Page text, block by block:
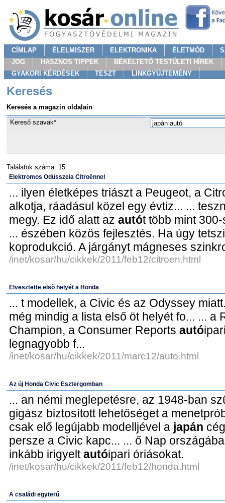
CÍMLAP ÉLELMISZER ELEKTRONIKA ÉLETMÓD
JOG
HASZNOS TIPPEK
BÉKÉLTETŐ TESTÜLETI HÍREK
GYAKORI KÉRDÉSEK
TESZT LINKGYÜJTEMÉNY
Keresés
Keresés a magazin oldalain
Kereső szavak*
Találatok száma: 15
Elektromos Odüsszeia Citroënnel
... ilyen életképes triászt a Peugeot, a
alkotja, ráadásul közel egy évtiz... ...
megy. Ez idő alatt az autót több mint
... észében közös fejlesztés. Ha úgy
koprodukció. A járgányt mágneses
/inet/kosar/hu/cikkek/2011/feb12/citroen.html
Elvesztette első helyét a Honda
... t modellek, a Civic és az Odyssey
még mindig a lista első öt helyét fo... ... a
Champion, a Consumer Reports autó
legnagyobb f...
/inet/kosar/hu/cikkek/2011/marc12/auto.html
Az új Honda Civic Esztergomban
... an némi meglepetésre, az 1948-ban
gigász biztosított lehetőséget a
csak elő legújabb modelljével a japán
persze a Civic kapc... ... ő Nap
inkább irigyeltautóipari óriásokat.
/inet/kosar/hu/cikkek/2011/feb12/honda.html
A családi egyterű